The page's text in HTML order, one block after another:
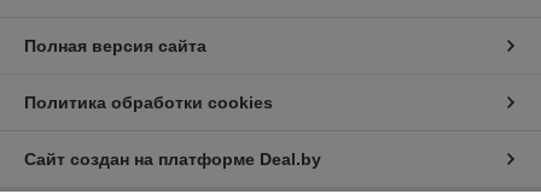
Полная версия сайта
Политика обработки cookies
Сайт создан на платформе Deal.by